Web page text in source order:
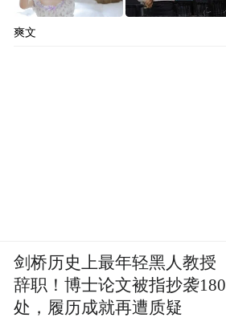
爽文
剑桥历史上最年轻黑人教授
辞职！博士论文被指抄袭180
处，履历成就再遭质疑